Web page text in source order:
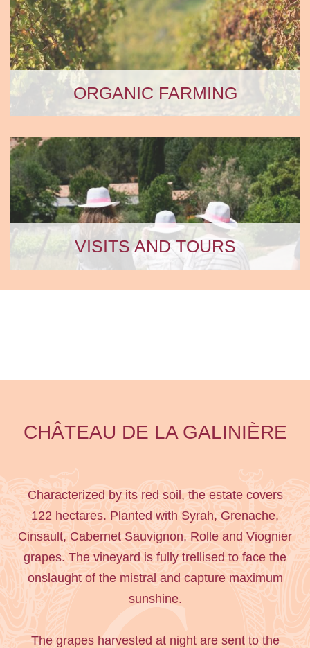
ORGANIC FARMING
VISITS AND TOURS
CHÂTEAU DE LA GALINIÈRE
Characterized by its red soil, the estate covers
122 hectares. Planted with Syrah, Grenache,
Cinsault, Cabernet Sauvignon, Rolle and Viognier
grapes. The vineyard is fully trellised to face the
onslaught of the mistral and capture maximum
sunshine.
The grapes harvested at night are sent to the